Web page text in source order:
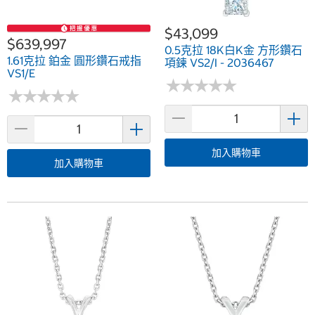
$639,997
1.61克拉 鉑金 圓形鑽石戒指
VS1/E
★★★★★
★★★★★
加入購物車
$43,099
0.5克拉 18K白K金 方形鑽石
項鍊 VS2/I - 2036467
★★★★★
★★★★★
加入購物車